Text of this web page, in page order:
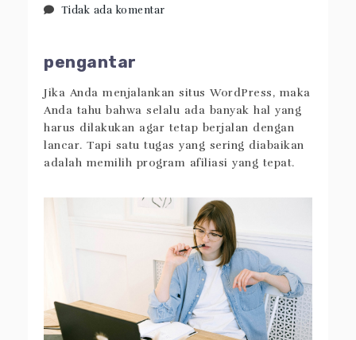
Tidak ada komentar
pengantar
Jika Anda menjalankan situs WordPress, maka
Anda tahu bahwa selalu ada banyak hal yang
harus dilakukan agar tetap berjalan dengan
lancar. Tapi satu tugas yang sering diabaikan
adalah memilih program afiliasi yang tepat.